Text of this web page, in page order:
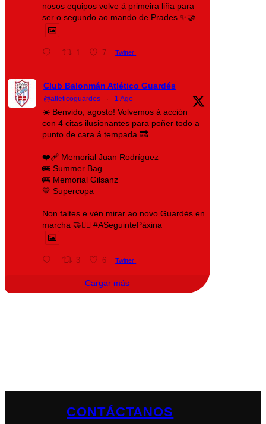
nosos equipos volve á primeira liña para
ser o segundo ao mando de Prades ✨🤝
1 7 Twitter
Club Balonmán Atlético Guardés
@atleticoguardes · 1 Ago
☀️ Benvido, agosto! Volvemos á acción
con 4 citas ilusionantes para poñer todo a
punto de cara á tempada 🔜
❤️‍🩹 Memorial Juan Rodríguez
🚌 Summer Bag
🚌 Memorial Gilsanz
💙 Supercopa
Non faltes e vén mirar ao novo Guardés en
marcha 🤝❤️‍🔥 #ASeguintePáxina
3 6 Twitter
Cargar más
CONTÁCTANOS